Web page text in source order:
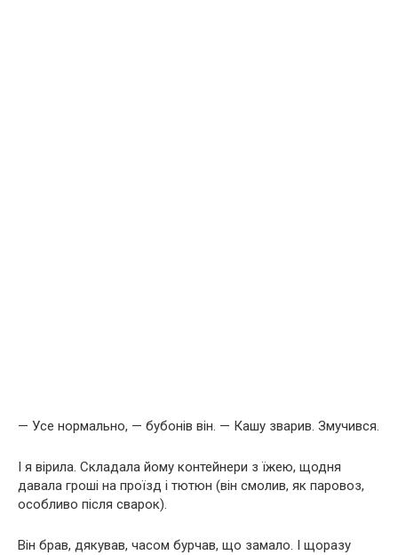
— Усе нормально, — бубонів він. — Кашу зварив. Змучився.
І я вірила. Складала йому контейнери з їжею, щодня
давала гроші на проїзд і тютюн (він смолив, як паровоз,
особливо після сварок).
Він брав, дякував, часом бурчав, що замало. І щоразу